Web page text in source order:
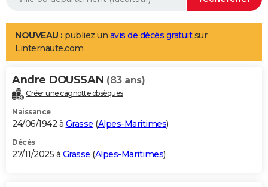
Aménagement intérieur
LIFESTYLE
Art de vivre
Bien-être
Loisirs
Mode
Modes de vie
Alimentation
Guide de la santé
Maladies
Médicaments
Sommeil
VOYAGE
Destinations
City break
Voyage nature
Voyage de noces
Forum
Climat
+PHOTO
GUIDES D'ACHAT
BONS PLANS
NOUVEAU : publiez un avis de décès gratuitsur
Linternaute.com
Andre DOUSSAN (83 ans)
Créer une cagnotte obsèques
Naissance
24/06/1942 à Grasse (Alpes-Maritimes)
Décès
27/11/2025 à Grasse (Alpes-Maritimes)